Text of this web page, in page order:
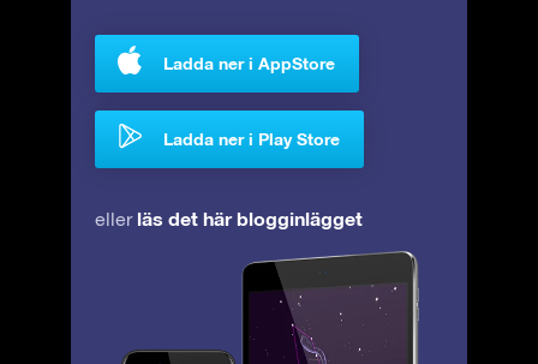
Ladda ner i AppStore
Ladda ner i Play Store
eller läs det här blogginlägget